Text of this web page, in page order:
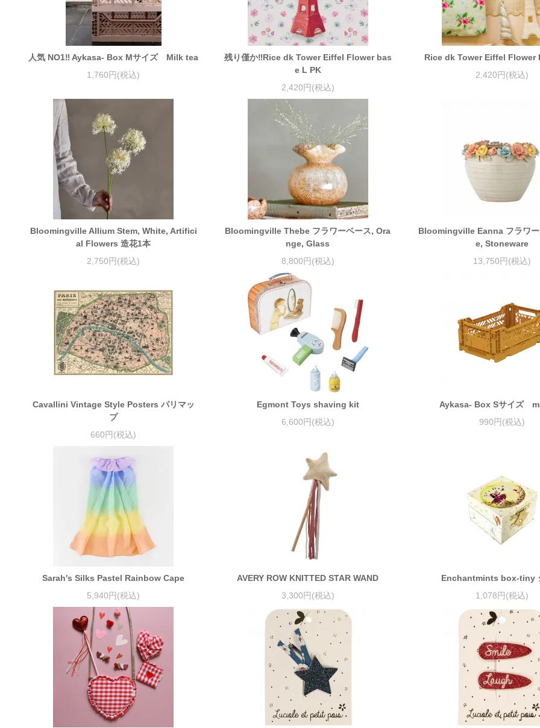
人気 NO1‼ Aykasa- Box Mサイズ Milk tea
1,760円(税込)
残り僅か‼︎Rice dk Tower Eiffel Flower bas
e L PK
2,420円(税込)
Rice dk Tower Eiffel Flower
2,420円(税込)
Bloomingville Allium Stem, White, Artifici
al Flowers 造花1本
2,750円(税込)
Bloomingville Thebe フラワーベース, Ora
nge, Glass
8,800円(税込)
Bloomingville Eanna フラワ
e, Stoneware
13,750円(税込)
Cavallini Vintage Style Posters パリマッ
プ
660円(税込)
Egmont Toys shaving kit
6,600円(税込)
Aykasa- Box Sサイズ
990円(税込)
Sarah's Silks Pastel Rainbow Cape
5,940円(税込)
AVERY ROW KNITTED STAR WAND
3,300円(税込)
Enchantmints box-tiny
1,078円(税込)